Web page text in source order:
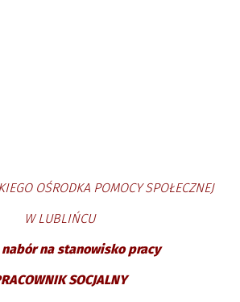
OŚRODKA POMOCY SPOŁECZNEJ
W LUBLIŃCU
nabór na stanowisko pracy
SOCJALNY